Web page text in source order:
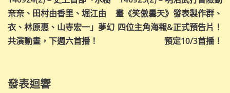
章
導
覽
奈奈、田村由香里、堀江由
衣、林原惠、山寺宏一」夢幻
共演動畫，下週六首播！
畫《笑傲曇天》發表製作群、
四位主角海報&正式預告片！
預定10/3首播！
發表迴響